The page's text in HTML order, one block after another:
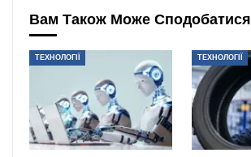
Вам Також Може Сподобатися
ТЕХНОЛОГІЇ ТЕХНОЛОГІЇ